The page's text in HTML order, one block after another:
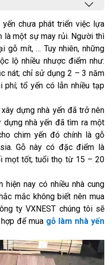
chưa phát triển việc lựa
là một sự may rủi. Người thì
gỗ mít, … Tuy nhiên, những
lộ nhiều nhược điểm như:
nát; chỉ sử dụng 2 – 3 năm
phí; tổ yến có lẫn nhiều tạp
dựng nhà yến đã trở nên
dựng nhà yến đã tìm ra một
chim yến đó chính là gỗ
Gỗ này có đặc điểm là
mọt tốt; tuổi thọ từ 15 – 20
hiện nay có nhiều nhà cung
mắc không biết nên mua
ty VXNEST chúng tôi sẽ
để mua gỗ làm nhà yến